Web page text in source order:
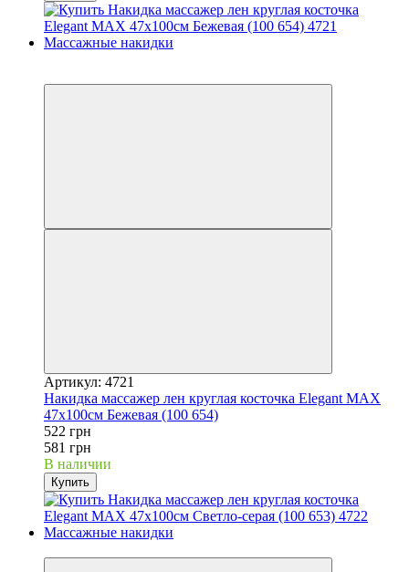
Артикул: 4721
Накидка массажер лен круглая косточка Elegant MAX
47x100см Бежевая (100 654)
522 грн
581 грн
В наличии
Купить